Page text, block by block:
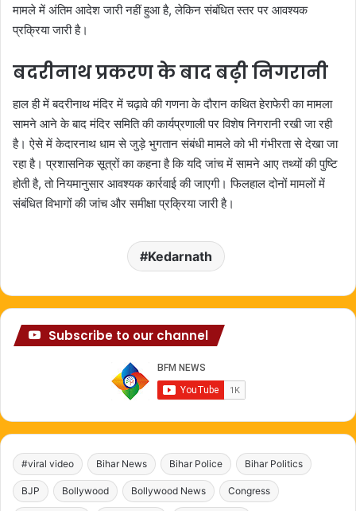
मामले में अंतिम आदेश जारी नहीं हुआ है, लेकिन संबंधित स्तर पर आवश्यक
प्रक्रिया जारी है।
बदरीनाथ प्रकरण के बाद बढ़ी निगरानी
हाल ही में बदरीनाथ मंदिर में चढ़ावे की गणना के दौरान कथित हेराफेरी का मामला
सामने आने के बाद मंदिर समिति की कार्यप्रणाली पर विशेष निगरानी रखी जा रही
है। ऐसे में केदारनाथ धाम से जुड़े भुगतान संबंधी मामले को भी गंभीरता से देखा जा
रहा है। प्रशासनिक सूत्रों का कहना है कि यदि जांच में सामने आए तथ्यों की पुष्टि
होती है, तो नियमानुसार आवश्यक कार्रवाई की जाएगी। फिलहाल दोनों मामलों में
संबंधित विभागों की जांच और समीक्षा प्रक्रिया जारी है।
Kedarnath
Subscribe to our channel
#viral video Bihar News Bihar Police Bihar Politics
BJP Bollywood Bollywood News Congress